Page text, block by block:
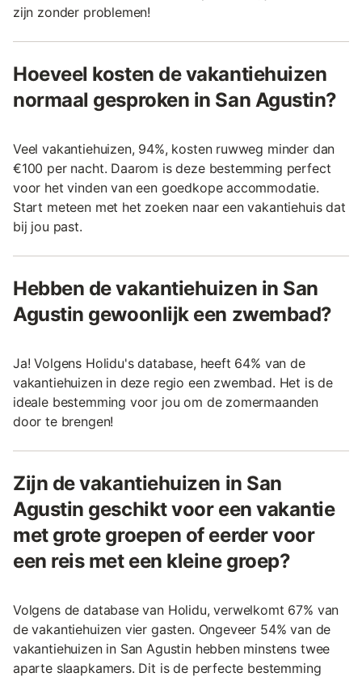
zijn zonder problemen!
Hoeveel kosten de vakantiehuizen
normaal gesproken in San Agustin?
Veel vakantiehuizen, 94%, kosten ruwweg minder dan
€100 per nacht. Daarom is deze bestemming perfect
voor het vinden van een goedkope accommodatie.
Start meteen met het zoeken naar een vakantiehuis dat
bij jou past.
Hebben de vakantiehuizen in San
Agustin gewoonlijk een zwembad?
Ja! Volgens Holidu's database, heeft 64% van de
vakantiehuizen in deze regio een zwembad. Het is de
ideale bestemming voor jou om de zomermaanden
door te brengen!
Zijn de vakantiehuizen in San
Agustin geschikt voor een vakantie
met grote groepen of eerder voor
een reis met een kleine groep?
Volgens de database van Holidu, verwelkomt 67% van
de vakantiehuizen vier gasten. Ongeveer 54% van de
vakantiehuizen in San Agustin hebben minstens twee
aparte slaapkamers. Dit is de perfecte bestemming